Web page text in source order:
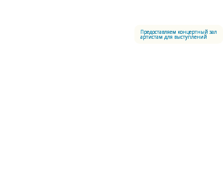
Предоставляем концертный зал
артистам для выступлений